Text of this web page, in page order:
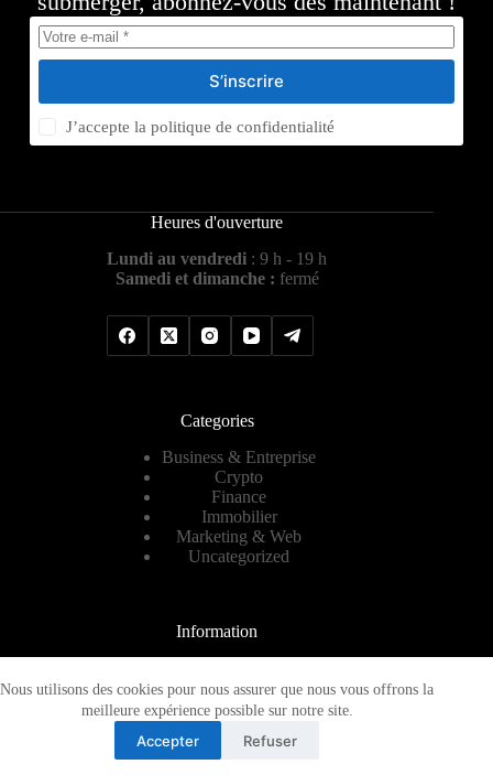
Nous utilisons des cookies pour nous assurer que nous vous offrons la
meilleure expérience possible sur notre site.
Accepter Refuser
S’inscrire
J’accepte lapolitique de confidentialité
Heures d'ouverture
Lundi au vendredi : 9 h - 19 h
Samedi et dimanche : fermé
Categories
Business & Entreprise
Crypto
Finance
Immobilier
Marketing & Web
Uncategorized
Information
A propos
Plan de site
Mentions légales